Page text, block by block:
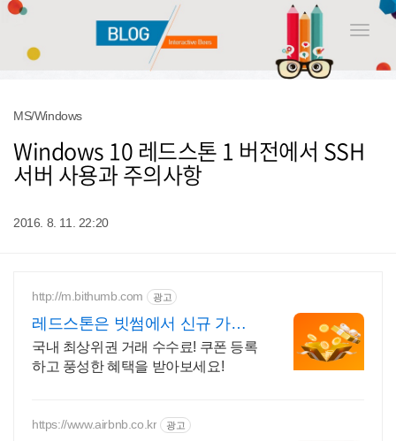
Toggle
MS/Windows
Windows 10 레드스톤 1 버전에서 SSH
서버 사용과 주의사항
2016. 8. 11. 22:20
http://m.bithumb.com 광고
레드스톤은 빗썸에서 신규 가입
시 5만원 혜택
국내 최상위권 거래 수수료! 쿠폰 등록
하고 풍성한 혜택을 받아보세요!
https://www.airbnb.co.kr 광고